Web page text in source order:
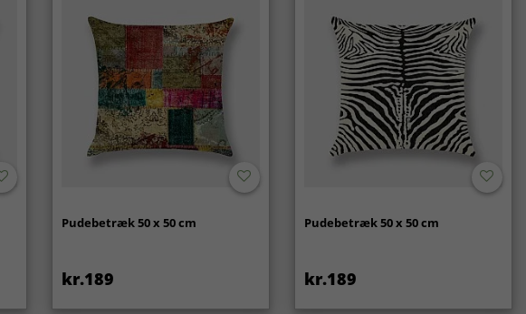
Pudebetræk 50 x 50 cm
kr.189
Pudebetræk 50 x 50 cm
kr.189